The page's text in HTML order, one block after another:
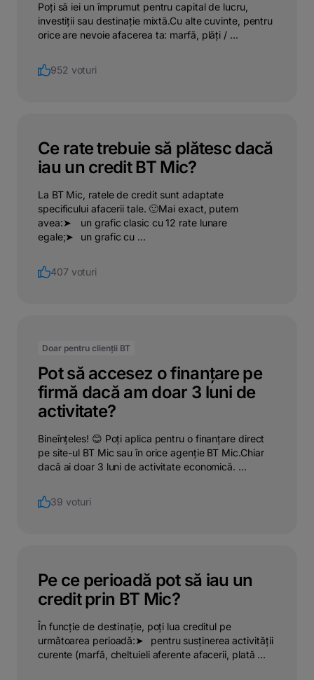
Poți să iei un împrumut pentru capital de lucru,
investiții sau destinație mixtă.Cu alte cuvinte, pentru
orice are nevoie afacerea ta: marfă, plăți / ...
952 voturi
Ce rate trebuie să plătesc dacă
iau un credit BT Mic?
La BT Mic, ratele de credit sunt adaptate
specificului afacerii tale. 🙂Mai exact, putem
avea:➤⠀ un grafic clasic cu 12 rate lunare
egale;➤⠀un grafic cu ...
407 voturi
Doar pentru clienții BT
Pot să accesez o finanțare pe
firmă dacă am doar 3 luni de
activitate?
Bineînțeles! 😊 Poți aplica pentru o finanțare direct
pe site-ul BT Mic sau în orice agenție BT Mic.Chiar
dacă ai doar 3 luni de activitate economică. ...
39 voturi
Pe ce perioadă pot să iau un
credit prin BT Mic?
În funcție de destinație, poți lua creditul pe
următoarea perioadă:➤⠀pentru susținerea activității
curente (marfă, cheltuieli aferente afacerii, plată ...